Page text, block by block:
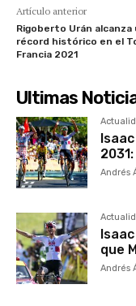
Artículo anterior
Rigoberto Urán alcanza
récord histórico en el
Francia 2021
Ultimas
Andrés
que
Andrés